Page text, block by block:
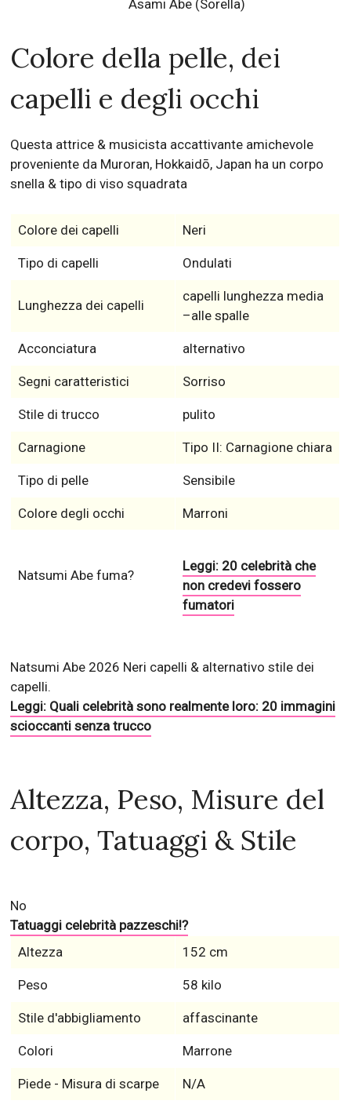
Asami Abe (Sorella)
Colore della pelle, dei
capelli e degli occhi
Questa attrice & musicista accattivante amichevole
proveniente da Muroran, Hokkaidō, Japan ha un corpo
snella & tipo di viso squadrata
Colore dei capelli Neri
Tipo di capelli Ondulati
Lunghezza dei capelli
capelli lunghezza media
–alle spalle
Acconciatura alternativo
Segni caratteristici Sorriso
Stile di trucco pulito
Carnagione Tipo II: Carnagione chiara
Tipo di pelle Sensibile
Colore degli occhi Marroni
Natsumi Abe fuma?
Leggi: 20 celebrità che
non credevi fossero
fumatori
Natsumi Abe 2026 Neri capelli & alternativo stile dei
capelli.
Leggi: Quali celebrità sono realmente loro: 20 immagini
scioccanti senza trucco
Altezza, Peso, Misure del
corpo, Tatuaggi & Stile
No
Tatuaggi celebrità pazzeschi!?
Altezza
152 cm
Peso 58 kilo
Stile d'abbigliamento affascinante
Colori Marrone
Piede - Misura di scarpe N/A